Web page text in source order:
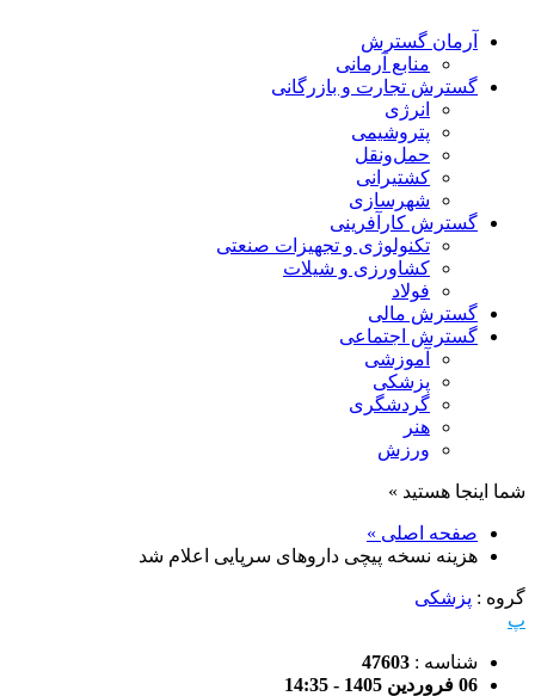
آرمان گسترش
منابع آرمانی
گسترش تجارت و بازرگانی
انرژی
پتروشیمی
حمل‌و‌نقل
کشتیرانی
شهرسازی
گسترش کارآفرینی
تکنولوژی و تجهیزات صنعتی
کشاورزی و شیلات
فولاد
گسترش مالی
گسترش اجتماعی
آموزشی
پزشکی
گردشگری
هنر
ورزش
شما اینجا هستید »
صفحه اصلی »
هزینه نسخه پیچی داروهای سرپایی اعلام شد
گروه : پزشکی
پ
شناسه : 47603
06 فروردین 1405 - 14:35